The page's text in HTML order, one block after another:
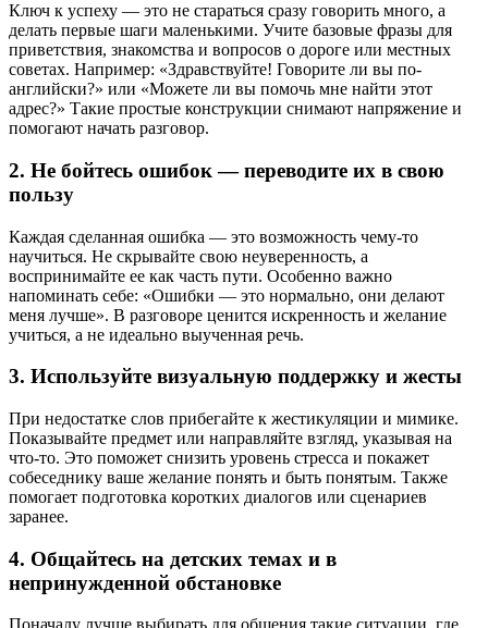
Ключ к успеху — это не стараться сразу говорить много, а
делать первые шаги маленькими. Учите базовые фразы для
приветствия, знакомства и вопросов о дороге или местных
советах. Например: «Здравствуйте! Говорите ли вы по-
английски?» или «Можете ли вы помочь мне найти этот
адрес?» Такие простые конструкции снимают напряжение и
помогают начать разговор.
2. Не бойтесь ошибок — переводите их в свою
пользу
Каждая сделанная ошибка — это возможность чему-то
научиться. Не скрывайте свою неуверенность, а
воспринимайте ее как часть пути. Особенно важно
напоминать себе: «Ошибки — это нормально, они делают
меня лучше». В разговоре ценится искренность и желание
учиться, а не идеально выученная речь.
3. Используйте визуальную поддержку и жесты
При недостатке слов прибегайте к жестикуляции и мимике.
Показывайте предмет или направляйте взгляд, указывая на
что-то. Это поможет снизить уровень стресса и покажет
собеседнику ваше желание понять и быть понятым. Также
помогает подготовка коротких диалогов или сценариев
заранее.
4. Общайтесь на детских темах и в
непринужденной обстановке